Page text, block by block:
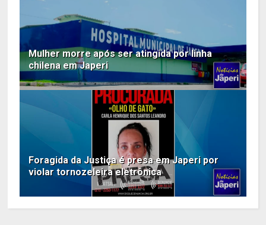
Mulher morre após ser atingida por linha
chilena em Japeri
Foragida da Justiça é presa em Japeri por
violar tornozeleira eletrônica